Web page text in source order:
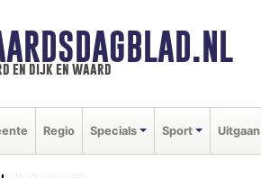
en dijk en waard
Regio Specials Sport Uitgaan